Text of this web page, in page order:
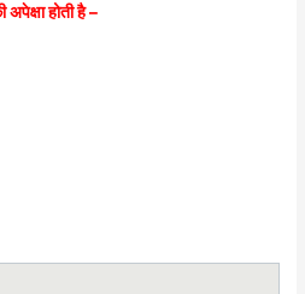
होती है –